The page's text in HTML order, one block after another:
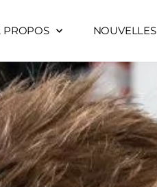
PROPOS NOUVELLES